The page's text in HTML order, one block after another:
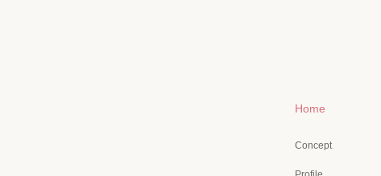
Home
Concept